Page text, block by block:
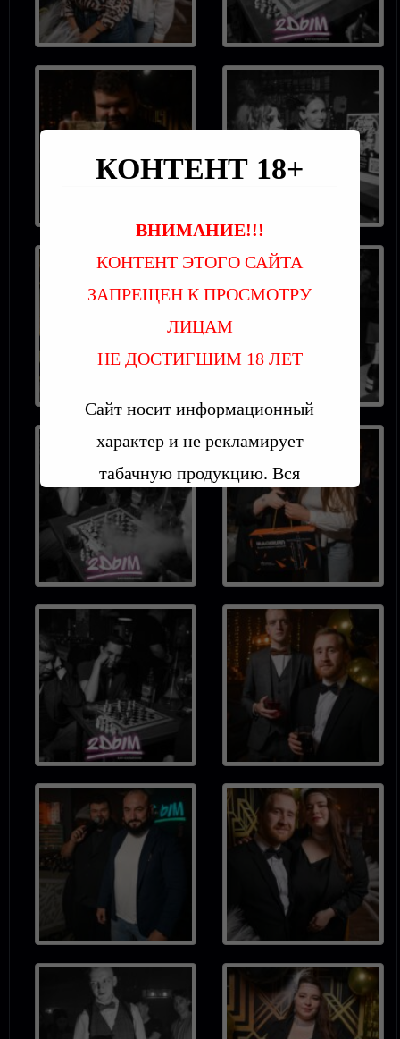
КОНТЕНТ 18+
ВНИМАНИЕ!!!
КОНТЕНТ ЭТОГО САЙТА
ЗАПРЕЩЕН К ПРОСМОТРУ
ЛИЦАМ
НЕ ДОСТИГШИМ 18 ЛЕТ
Сайт носит информационный
характер и не рекламирует
табачную продукцию. Вся
информация предоставлена в
целях ознакомления, а не
агитации и рекламы.
Пользуясь сайтом вы
принимаете
УСЛОВИЯ
ПОЛЬЗОВАТЕЛЬСКОГО
СОГЛАШЕНИЯ